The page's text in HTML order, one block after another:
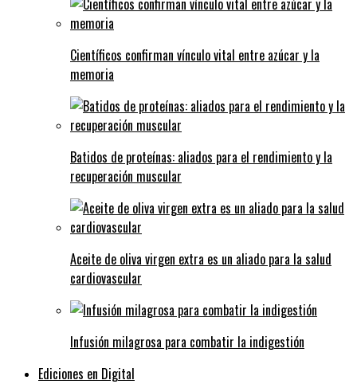
Científicos confirman vínculo vital entre azúcar y la
memoria
Batidos de proteínas: aliados para el rendimiento y la
recuperación muscular
Aceite de oliva virgen extra es un aliado para la salud
cardiovascular
Infusión milagrosa para combatir la indigestión
Ediciones en Digital